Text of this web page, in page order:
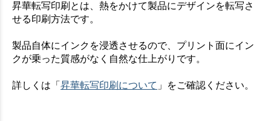
昇華転写印刷とは、熱をかけて製品にデザインを転写さ
せる印刷方法です。
製品自体にインクを浸透させるので、プリント面にイン
クが乗った質感がなく自然な仕上がりです。
詳しくは「 昇華転写印刷について 」をご確認ください。